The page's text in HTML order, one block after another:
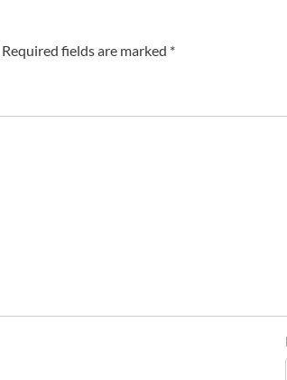
Required fields are marked *